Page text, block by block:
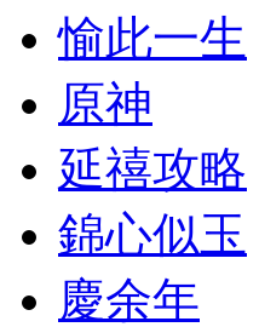
愉此一生
原神
延禧攻略
錦心似玉
慶余年